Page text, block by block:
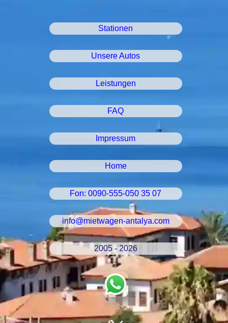
Stationen
Unsere Autos
Leistungen
FAQ
Impressum
Home
Fon: 0090-555-050 35 07
info@mietwagen-antalya.com
2005 - 2026